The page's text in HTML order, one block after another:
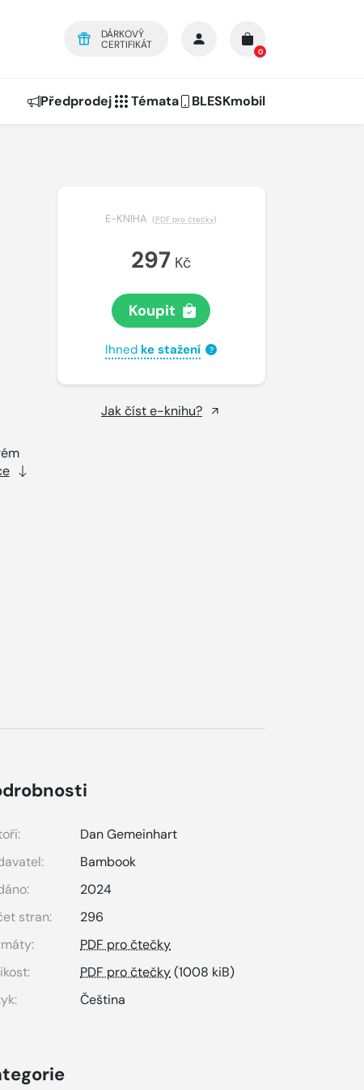
DÁRKOVÝ
CERTIFIKÁT
0
Předprodej Témata BLESKmobil
E-KNIHA (PDF pro čtečky)
297 Kč
Koupit
Ihned ke stažení ?
Jak číst e-knihu?
Dan Gemeinhart
Bambook
2024
stran:
296
PDF pro čtečky
PDF pro čtečky(1008 kiB)
Čeština